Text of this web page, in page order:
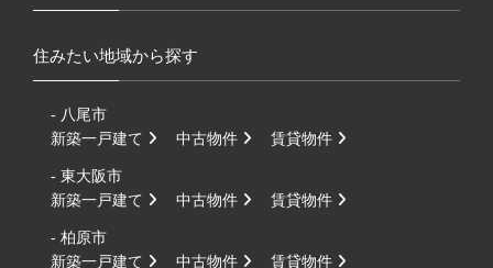
住みたい地域から探す
- 八尾市
新築一戸建て
中古物件 賃貸物件
- 東大阪市
新築一戸建て
中古物件 賃貸物件
- 柏原市
新築一戸建て
中古物件 賃貸物件